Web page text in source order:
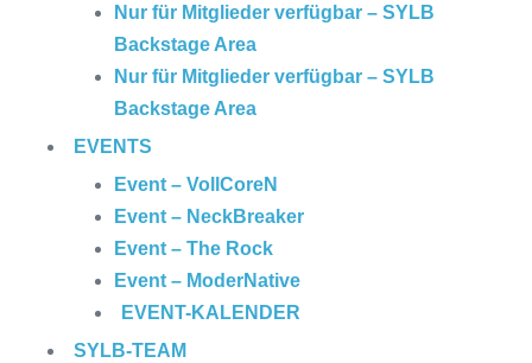
Nur für Mitglieder verfügbar – SYLB
Backstage Area
Nur für Mitglieder verfügbar – SYLB
Backstage Area
EVENTS
Event – VollCoreN
Event – NeckBreaker
Event – The Rock
Event – ModerNative
EVENT-KALENDER
SYLB-TEAM